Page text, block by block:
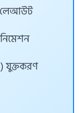
লেআউট
যুক্তকরণ